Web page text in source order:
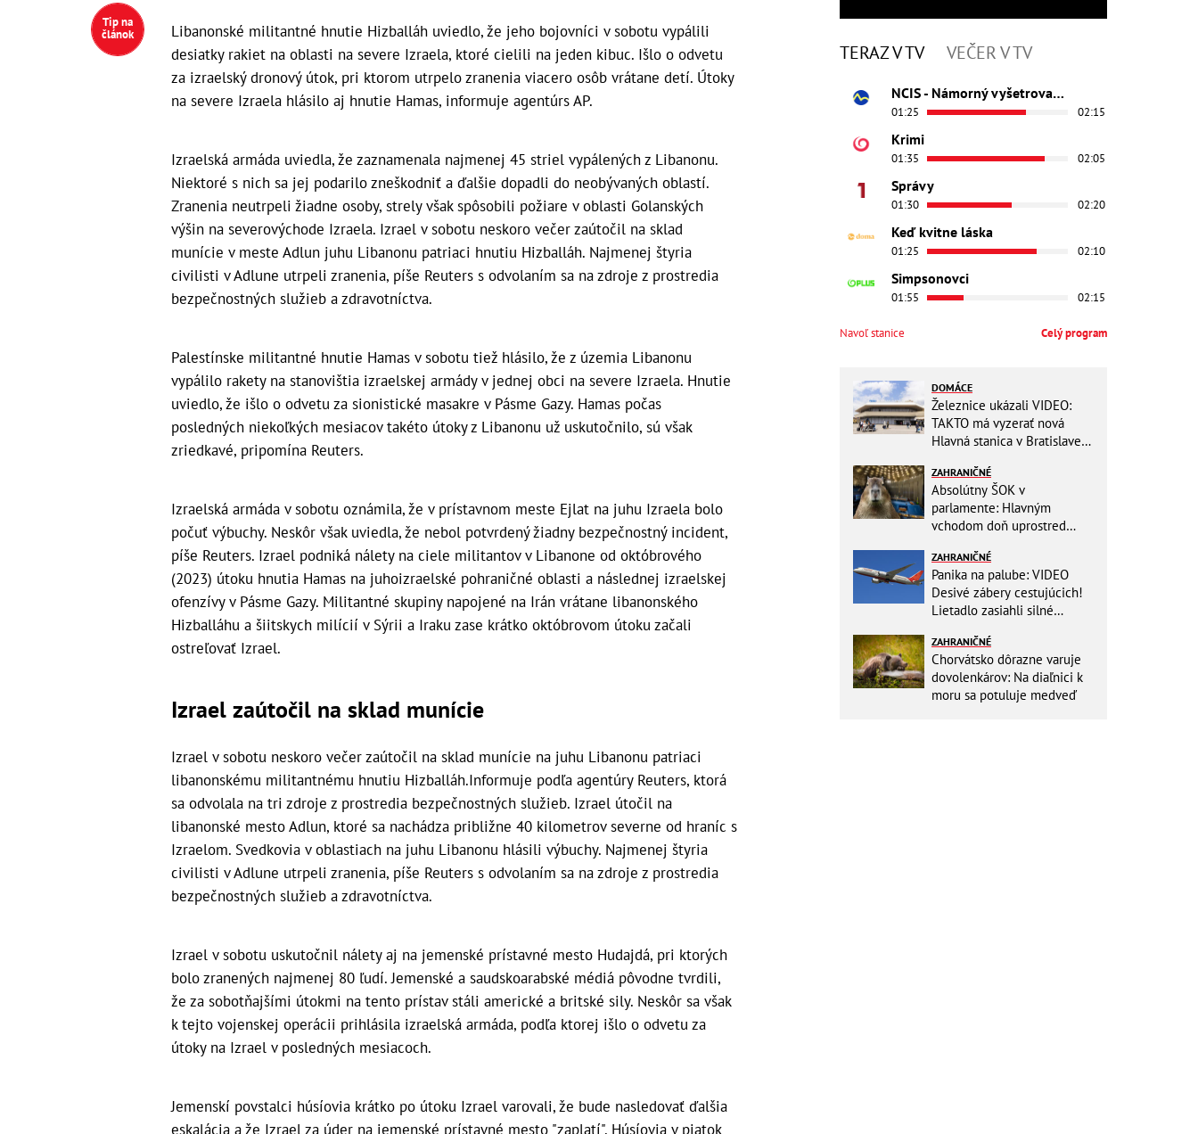
Tip na
článok
Libanonské militantné hnutie Hizballáh uviedlo, že jeho bojovníci v sobotu vypálili
desiatky rakiet na oblasti na severe Izraela, ktoré cielili na jeden kibuc. Išlo o odvetu
za izraelský dronový útok, pri ktorom utrpelo zranenia viacero osôb vrátane detí. Útoky
na severe Izraela hlásilo aj hnutie Hamas, informuje agentúrs AP.
Izraelská armáda uviedla, že zaznamenala najmenej 45 striel vypálených z Libanonu.
Niektoré s nich sa jej podarilo zneškodniť a ďalšie dopadli do neobývaných oblastí.
Zranenia neutrpeli žiadne osoby, strely však spôsobili požiare v oblasti Golanských
výšin na severovýchode Izraela. Izrael v sobotu neskoro večer zaútočil na sklad
munície v meste Adlun juhu Libanonu patriaci hnutiu Hizballáh. Najmenej štyria
civilisti v Adlune utrpeli zranenia, píše Reuters s odvolaním sa na zdroje z prostredia
bezpečnostných služieb a zdravotníctva.
Palestínske militantné hnutie Hamas v sobotu tiež hlásilo, že z územia Libanonu
vypálilo rakety na stanovištia izraelskej armády v jednej obci na severe Izraela. Hnutie
uviedlo, že išlo o odvetu za sionistické masakre v Pásme Gazy. Hamas počas
posledných niekoľkých mesiacov takéto útoky z Libanonu už uskutočnilo, sú však
zriedkavé, pripomína Reuters.
Izraelská armáda v sobotu oznámila, že v prístavnom meste Ejlat na juhu Izraela bolo
počuť výbuchy. Neskôr však uviedla, že nebol potvrdený žiadny bezpečnostný incident,
píše Reuters. Izrael podniká nálety na ciele militantov v Libanone od októbrového
(2023) útoku hnutia Hamas na juhoizraelské pohraničné oblasti a následnej izraelskej
ofenzívy v Pásme Gazy. Militantné skupiny napojené na Irán vrátane libanonského
Hizballáhu a šiitskych milícií v Sýrii a Iraku zase krátko októbrovom útoku začali
ostreľovať Izrael.
Izrael zaútočil na sklad munície
Izrael v sobotu neskoro večer zaútočil na sklad munície na juhu Libanonu patriaci
libanonskému militantnému hnutiu Hizballáh.Informuje podľa agentúry Reuters, ktorá
sa odvolala na tri zdroje z prostredia bezpečnostných služieb. Izrael útočil na
libanonské mesto Adlun, ktoré sa nachádza približne 40 kilometrov severne od hraníc s
Izraelom. Svedkovia v oblastiach na juhu Libanonu hlásili výbuchy. Najmenej štyria
civilisti v Adlune utrpeli zranenia, píše Reuters s odvolaním sa na zdroje z prostredia
bezpečnostných služieb a zdravotníctva.
Izrael v sobotu uskutočnil nálety aj na jemenské prístavné mesto Hudajdá, pri ktorých
bolo zranených najmenej 80 ľudí. Jemenské a saudskoarabské médiá pôvodne tvrdili,
že za sobotňajšími útokmi na tento prístav stáli americké a britské sily. Neskôr sa však
k tejto vojenskej operácii prihlásila izraelská armáda, podľa ktorej išlo o odvetu za
útoky na Izrael v posledných mesiacoch.
Jemenskí povstalci húsíovia krátko po útoku Izrael varovali, že bude nasledovať ďalšia
eskalácia a že Izrael za úder na jemenské prístavné mesto "zaplatí". Húsíovia v piatok
TERAZ V TV VEČER V TV
NCIS - Námorný vyšetrovací úrad
01:25 02:15
Krimi
01:35 02:05
Správy
01:30 02:20
Keď kvitne láska
01:25 02:10
Simpsonovci
01:55 02:15
Navoľ stanice Celý program
DOMÁCE
Železnice ukázali VIDEO:
TAKTO má vyzerať nová
Hlavná stanica v Bratislave!
toalety
ZAHRANIČNÉ
Absolútny ŠOK v
parlamente: Hlavným
vchodom doň uprostred
KAPYBARY, kde sa tam
nabrali?
ZAHRANIČNÉ
Panika na palube: VIDEO
Desivé zábery cestujúcich!
Lietadlo zasiahli silné
ZAHRANIČNÉ
Chorvátsko dôrazne varuje
dovolenkárov: Na diaľnici k
moru sa potuluje medveď